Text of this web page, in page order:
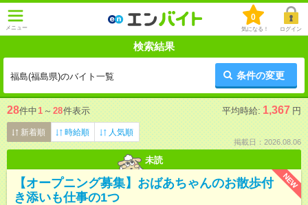
メニュー
0
気になる！ ログイン
検索結果
福島(福島県)のバイト一覧 条件の変更
28件中1 ～ 28件表示 平均時給: 1,367 円
新着順 時給順 人気順
掲載日：2026.08.06
未読
NEW
【オープニング募集】おばあちゃんのお散歩付
き添いも仕事の1つ